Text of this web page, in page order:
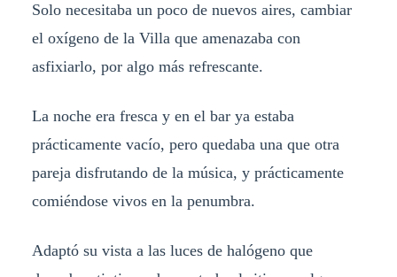
Solo necesitaba un poco de nuevos aires, cambiar
el oxígeno de la Villa que amenazaba con
asfixiarlo, por algo más refrescante.
La noche era fresca y en el bar ya estaba
prácticamente vacío, pero quedaba una que otra
pareja disfrutando de la música, y prácticamente
comiéndose vivos en la penumbra.
Adaptó su vista a las luces de halógeno que